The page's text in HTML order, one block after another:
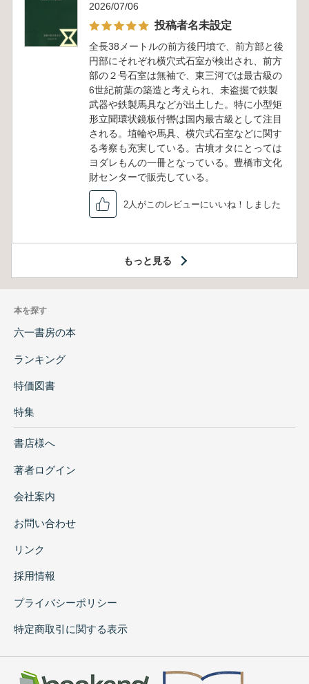
2026/07/06
投稿者名未設定
全長38メートルの前方後円墳で、前方部と後
円部にそれぞれ横穴式石室が検出され、前方
部の２号石室は無袖で、東三河では最古級の
6世紀前葉の築造と考えられ、未盗掘で鉄製
武器や鉄製馬具などが出土した。特に小型矩
形立聞環状鏡板付轡は国内最古級として注目
される。埴輪や馬具、横穴式石室などに関す
る考察も充実している。古墳オタにとっては
ヨダレもんの一冊となっている。豊橋市文化
財センターで販売している。
2人がこのレビューにいいね！しました
もっと見る
本を探す
六一書房の本
ランキング
特価図書
特集
書店様へ
著者ログイン
会社案内
お問い合わせ
リンク
採用情報
プライバシーポリシー
特定商取引に関する表示